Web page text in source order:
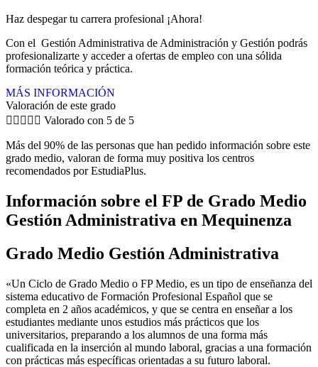
Haz despegar tu carrera profesional ¡Ahora!
Con el Gestión Administrativa de Administración y Gestión podrás
profesionalizarte y acceder a ofertas de empleo con una sólida
formación teórica y práctica.
MÁS INFORMACIÓN
Valoración de este grado
     Valorado con 5 de 5
Más del 90% de las personas que han pedido información sobre este
grado medio, valoran de forma muy positiva los centros
recomendados por EstudiaPlus.
Información sobre el FP de Grado Medio
Gestión Administrativa en Mequinenza
Grado Medio Gestión Administrativa
«Un Ciclo de Grado Medio o FP Medio, es un tipo de enseñanza del
sistema educativo de Formación Profesional Español que se
completa en 2 años académicos, y que se centra en enseñar a los
estudiantes mediante unos estudios más prácticos que los
universitarios, preparando a los alumnos de una forma más
cualificada en la inserción al mundo laboral, gracias a una formación
con prácticas más específicas orientadas a su futuro laboral.